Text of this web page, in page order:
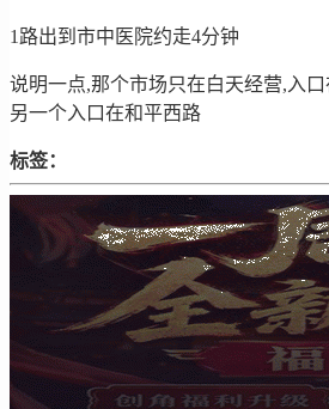
1路出到市中医院约走4分钟
说明一点,那个市场只在白天经营,入
另一个入口在和平西路
标签：